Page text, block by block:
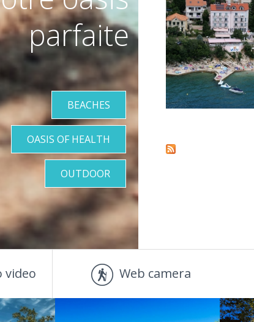
VIŠE INFORMACIJA
parfaite
BEACHES
OASIS OF HEALTH
OUTDOOR
video Web camera